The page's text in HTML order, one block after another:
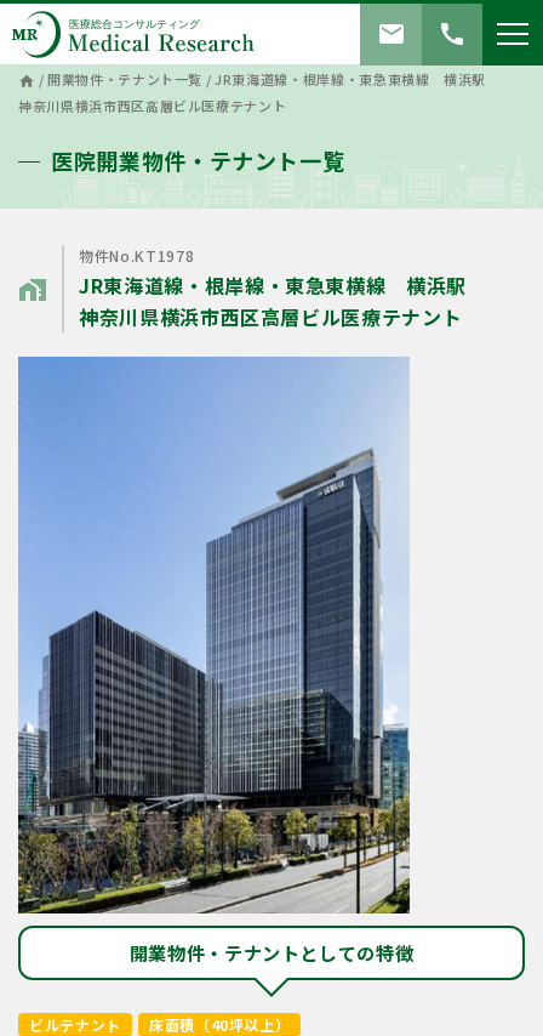
call
mail
home /開業物件・テナント一覧 /JR東海道線・根岸線・東急東横線 横浜駅
神奈川県横浜市西区高層ビル医療テナント
医院開業物件・テナント一覧
home_work
物件No.KT1978
JR東海道線・根岸線・東急東横線 横浜駅
神奈川県横浜市西区高層ビル医療テナント
開業物件・テナントとしての特徴
ビルテナント 床面積（40坪以上）